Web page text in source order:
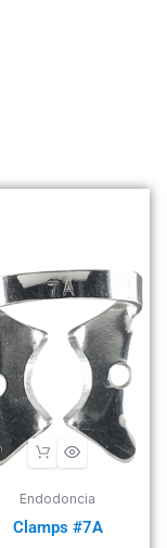
Endodoncia
Clamps #7A